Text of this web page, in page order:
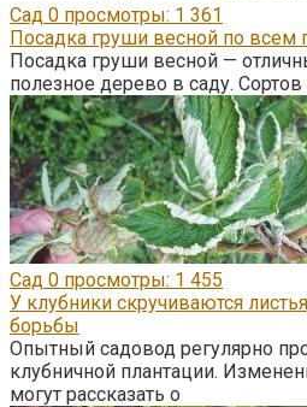
Сад 0 просмотры: 1 361
Посадка груши весной по всем
Посадка груши весной —
полезное дерево в саду.
Сад 0 просмотры: 1 455
У клубники скручиваются
борьбы
Опытный садовод регулярно
клубничной плантации.
могут рассказать о